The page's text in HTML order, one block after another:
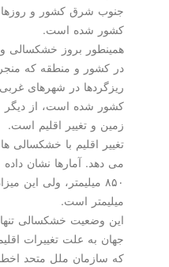
جنوب شرق کشور و روزهای
کشور شده است.
همینطور بروز خشکسالی و
در کشور و منطقه که منجر به
ریزگردها در شهرهای غربی،
کشور شده است، از دیگر اثرات
زمین و تغییر اقلیم است.
تغییر اقلیم با خشکسالی های
می دهد. آمارها نشان داده است
میلیمتر است.
این وضعیت خشکسالی تنها متوجه
جهان به علت تغییرات اقلیمی با آن
که سازمان ملل متحد اخطار داده